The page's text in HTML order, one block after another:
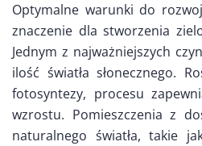
Optymalne warunki do
znaczenie dla stworzenia
Jednym z najważniejszych
ilość światła słonecznego.
fotosyntezy, procesu
wzrostu. Pomieszczenia z
naturalnego światła, takie